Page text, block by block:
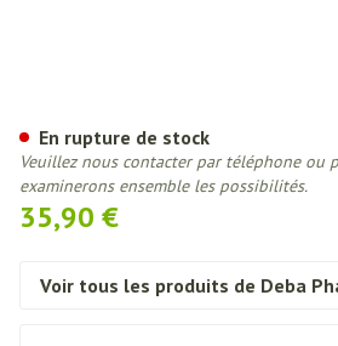
35,90 €
En rupture de stock
Veuillez nous contacter par téléphone ou
examinerons ensemble les possibilités.
Voir tous les produits de Deba